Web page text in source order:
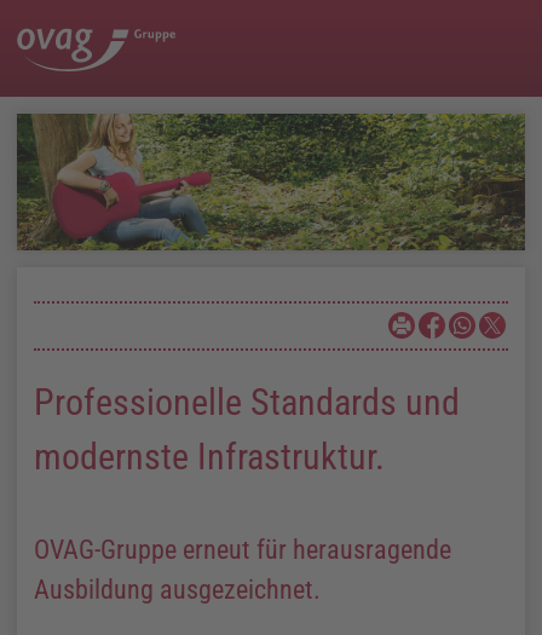
Professionelle Standards und
modernste Infrastruktur.
OVAG-Gruppe erneut für herausragende
Ausbildung ausgezeichnet.